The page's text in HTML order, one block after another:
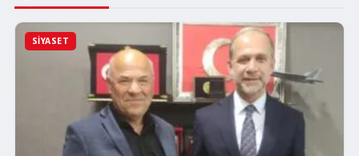
SIYASET